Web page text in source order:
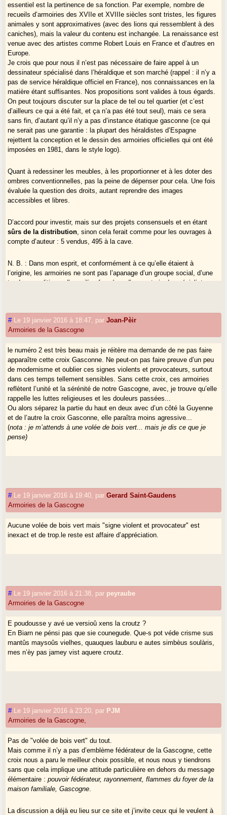
essentiel est la pertinence de sa fonction. Par exemple, nombre de
recueils d’armoiries des XVIIe et XVIIIe siècles sont tristes, les figures
animales y sont approximatives (avec des lions qui ressemblent à des
caniches), mais la valeur du contenu est inchangée. La renaissance est
venue avec des artistes comme Robert Louis en France et d’autres en
Europe.
Je crois que pour nous il n’est pas nécessaire de faire appel à un
dessinateur spécialisé dans l’héraldique et son marché (rappel : il n’y a
pas de service héraldique officiel en France), nos connaissances en la
matière étant suffisantes. Nos propositions sont valides à tous égards.
On peut toujours discuter sur la place de tel ou tel quartier (et c’est
d’ailleurs ce qui a été fait, et ça n’a pas été tout seul), mais ce sera
sans fin, d’autant qu’il n’y a pas d’instance étatique gasconne (ce qui
ne serait pas une garantie : la plupart des héraldistes d’Espagne
rejettent la conception et le dessin des armoiries officielles qui ont été
imposées en 1981, dans le style logo).
Quant à redessiner les meubles, à les proportionner et à les doter des
ombres conventionnelles, pas la peine de dépenser pour cela. Une fois
évaluée la question des droits, autant reprendre des images
accessibles et libres.
D’accord pour investir, mais sur des projets consensuels et en étant
sûrs de la distribution , sinon cela ferait comme pour les ouvrages à
compte d’auteur : 5 vendus, 495 à la cave.
N. B. : Dans mon esprit, et conformément à ce qu’elle étaient à
l’origine, les armoiries ne sont pas l’apanage d’un groupe social, d’une
tendance politique, d’un milieu fermé ou d’une coterie de spécialistes
gangue des préjugés qui les fossilisent (surtout en France) et être
rendues àl’usage populaire
# Le 19 janvier 2016 à 18:47 parJoan-Pèir
Armoiries de la Gascogne
le numéro 2 est très beau mais je réitère ma demande de ne pas faire
apparaître cette croix Gasconne. Ne peut-on pas faire preuve d’un peu
de modernisme et oublier ces signes violents et provocateurs, surtout
dans ces temps tellement sensibles. Sans cette croix, ces armoiries
reflètent l’unité et la sérénité de notre Gascogne, avec, je trouve qu’elle
rappelle les luttes religieuses et les douleurs passées...
Ou alors séparez la partie du haut en deux avec d’un côté la Guyenne
et de l’autre la croix Gasconne, elle paraîtra moins agressive...
(nota : je m’attends à une volée de bois vert... mais je dis ce que je
pense)
# Le 19 janvier 2016 à 19:40 parGerard Saint-Gaudens
Armoiries de la Gascogne
Aucune volée de bois vert mais "signe violent et provocateur" est
inexact et de trop.le reste est affaire d’appréciation.
# Le 19 janvier 2016 à 21:38 par peyraube
Armoiries de la Gascogne
E poudousse y avé ue versioû xens la croutz ?
En Biarn ne pénsi pas que sie counegude. Que-s pot véde crisme sus
mantûs maysoûs vielhes, quauques lauburu e autes simbèus soulàris,
mes n’èy pas jamey vist aquere croutz.
# Le 19 janvier 2016 à 23:20 par PJM
Armoiries de la Gascogne,
Pas de "volée de bois vert" du tout.
Mais comme il n’y a pas d’emblème fédérateur de la Gascogne, cette
croix nous a paru le meilleur choix possible, et nous nous y tiendrons
sans que cela implique une attitude particulière en dehors du message
élémentaire :pouvoir fédérateur, rayonnement, flammes du foyer de la
maison familiale, Gascogne
La discussion a déjà eu lieu sur ce site et j’invite ceux qui le veulent à